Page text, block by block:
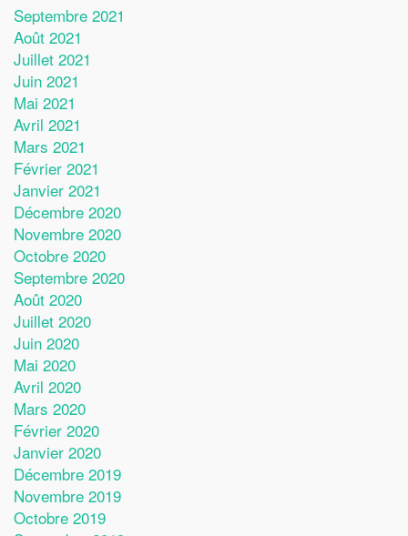
Septembre 2021
Août 2021
Juillet 2021
Juin 2021
Mai 2021
Avril 2021
Mars 2021
Février 2021
Janvier 2021
Décembre 2020
Novembre 2020
Octobre 2020
Septembre 2020
Août 2020
Juillet 2020
Juin 2020
Mai 2020
Avril 2020
Mars 2020
Février 2020
Janvier 2020
Décembre 2019
Novembre 2019
Octobre 2019